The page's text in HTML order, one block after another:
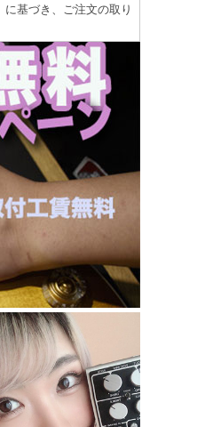
基づき、ご注文の取り